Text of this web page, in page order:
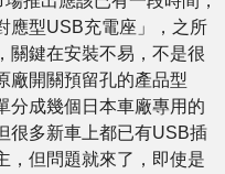
應型USB充電座」，之所
關鍵在安裝不易，不是很
廠開關預留孔的產品型
分成幾個日本車廠專用的
很多新車上都已有USB插
，但問題就來了，即使是